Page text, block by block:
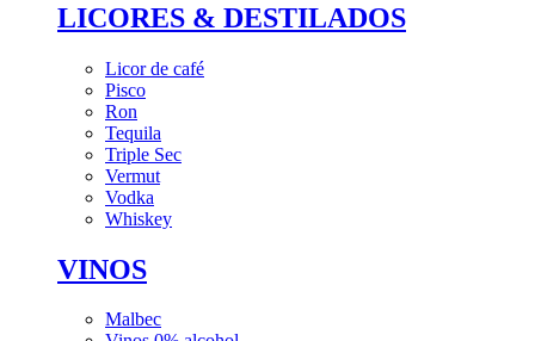
LICORES & DESTILADOS
Licor de café
Pisco
Ron
Tequila
Triple Sec
Vermut
Vodka
Whiskey
VINOS
Malbec